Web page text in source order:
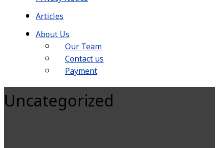
Articles
About Us
Our Team
Contact us
Payment
Uncategorized